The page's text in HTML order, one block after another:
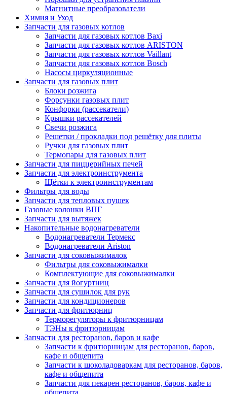
Магнитные преобразователи
Химия и Уход
Запчасти для газовых котлов
Запчасти для газовых котлов Baxi
Запчасти для газовых котлов ARISTON
Запчасти для газовых котлов Vaillant
Запчасти для газовых котлов Bosch
Насосы циркуляционные
Запчасти для газовых плит
Блоки розжига
Форсунки газовых плит
Конфорки (рассекатели)
Крышки рассекателей
Свечи розжига
Решетки / прокладки под решётку для плиты
Ручки для газовых плит
Термопары для газовых плит
Запчасти для пиццерийных печей
Запчасти для электроинструмента
Щётки к электроинструментам
Фильтры для воды
Запчасти для тепловых пушек
Газовые колонки ВПГ
Запчасти для вытяжек
Накопительные водонагреватели
Водонагреватели Термекс
Водонагреватели Ariston
Запчасти для соковыжималок
Фильтры для соковыжималки
Комплектующие для соковыжималки
Запчасти для йогуртниц
Запчасти для сушилок для рук
Запчасти для кондиционеров
Запчасти для фритюрниц
Терморегуляторы к фритюрницам
ТЭНы к фритюрницам
Запчасти для ресторанов, баров и кафе
Запчасти к фритюрницам для ресторанов, баров,
кафе и общепита
Запчасти к шоколадоваркам для ресторанов, баров,
кафе и общепита
Запчасти для пекарен ресторанов, баров, кафе и